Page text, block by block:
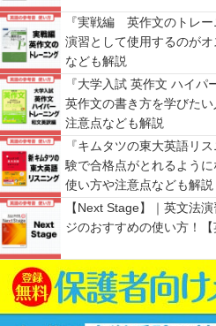
『実戦編 英作文のトレ
演習として使用するのが
なども解説
『大学入試 英作文 ハイ
英作文の書き方を学びた
注意点なども解説
『キムタツの東大英語リ
験で合格点がとれるよう
使い方や注意点なども解説
【Next Stage】｜英文法
ジのおすすめの使い方！【